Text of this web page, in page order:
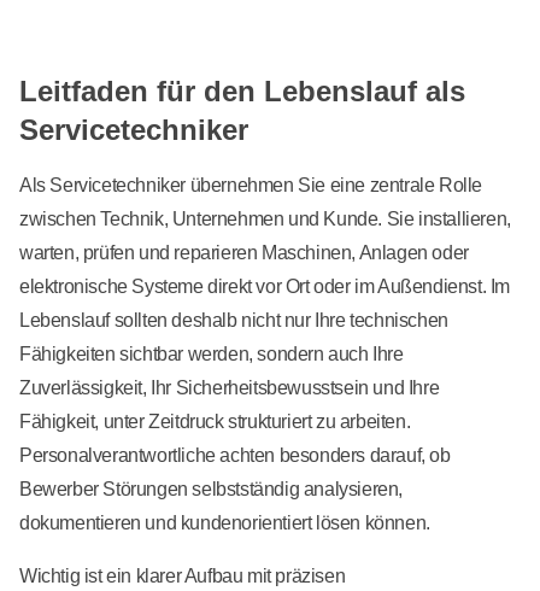
Leitfaden für den Lebenslauf als
Servicetechniker
Als Servicetechniker übernehmen Sie eine zentrale Rolle
zwischen Technik, Unternehmen und Kunde. Sie installieren,
warten, prüfen und reparieren Maschinen, Anlagen oder
elektronische Systeme direkt vor Ort oder im Außendienst. Im
Lebenslauf sollten deshalb nicht nur Ihre technischen
Fähigkeiten sichtbar werden, sondern auch Ihre
Zuverlässigkeit, Ihr Sicherheitsbewusstsein und Ihre
Fähigkeit, unter Zeitdruck strukturiert zu arbeiten.
Personalverantwortliche achten besonders darauf, ob
Bewerber Störungen selbstständig analysieren,
dokumentieren und kundenorientiert lösen können.
Wichtig ist ein klarer Aufbau mit präzisen